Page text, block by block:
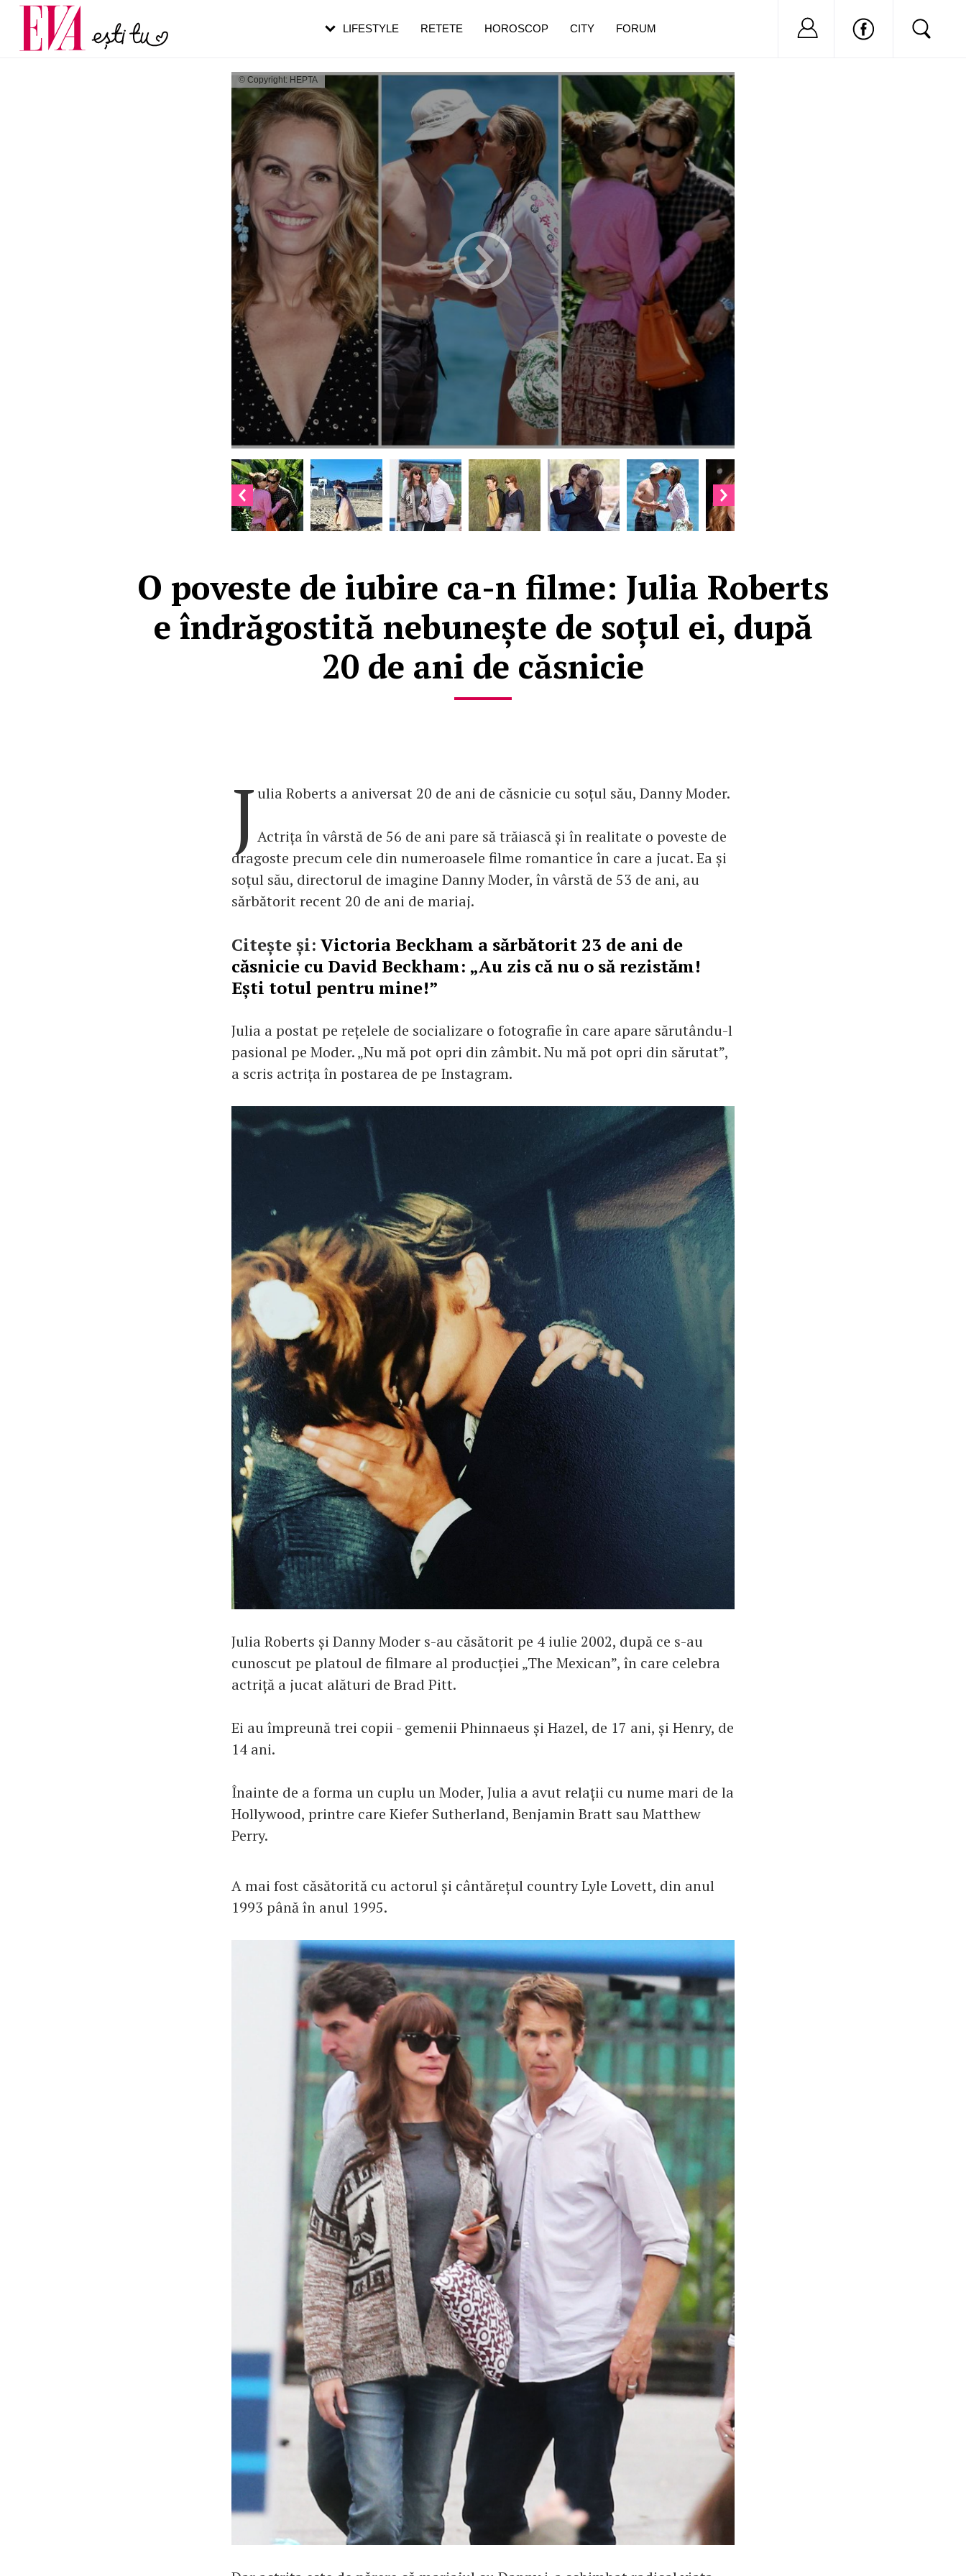
© Copyright: HEPTA
O poveste de iubire ca-n filme: Julia Roberts
e îndrăgostită nebunește de soțul ei, după
20 de ani de căsnicie
J ulia Roberts a aniversat 20 de ani de căsnicie cu soțul său, Danny Moder.
Actrița în vârstă de 56 de ani pare să trăiască și în realitate o poveste de
dragoste precum cele din numeroasele filme romantice în care a jucat. Ea și
soțul său, directorul de imagine Danny Moder, în vârstă de 53 de ani, au
sărbătorit recent 20 de ani de mariaj.
Citește și: Victoria Beckham a sărbătorit 23 de ani de
căsnicie cu David Beckham: „Au zis că nu o să rezistăm!
Ești totul pentru mine!”
Julia a postat pe rețelele de socializare o fotografie în care apare sărutându-l
pasional pe Moder. „Nu mă pot opri din zâmbit. Nu mă pot opri din sărutat”,
a scris actrița în postarea de pe Instagram.
Julia Roberts și Danny Moder s-au căsătorit pe 4 iulie 2002, după ce s-au
cunoscut pe platoul de filmare al producției „The Mexican”, în care celebra
actriță a jucat alături de Brad Pitt.
Ei au împreună trei copii - gemenii Phinnaeus și Hazel, de 17 ani, și Henry, de
14 ani.
Înainte de a forma un cuplu un Moder, Julia a avut relații cu nume mari de la
Hollywood, printre care Kiefer Sutherland, Benjamin Bratt sau Matthew
Perry.
A mai fost căsătorită cu actorul și cântărețul country Lyle Lovett, din anul
1993 până în anul 1995.
LIFESTYLE RETETE HOROSCOP CITY FORUM Nu ai cont?
Carieră
Actualitate
pe măsură ce înaintezi în vârstă